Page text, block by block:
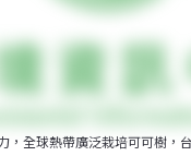
，全球熱帶廣泛栽培可可樹，